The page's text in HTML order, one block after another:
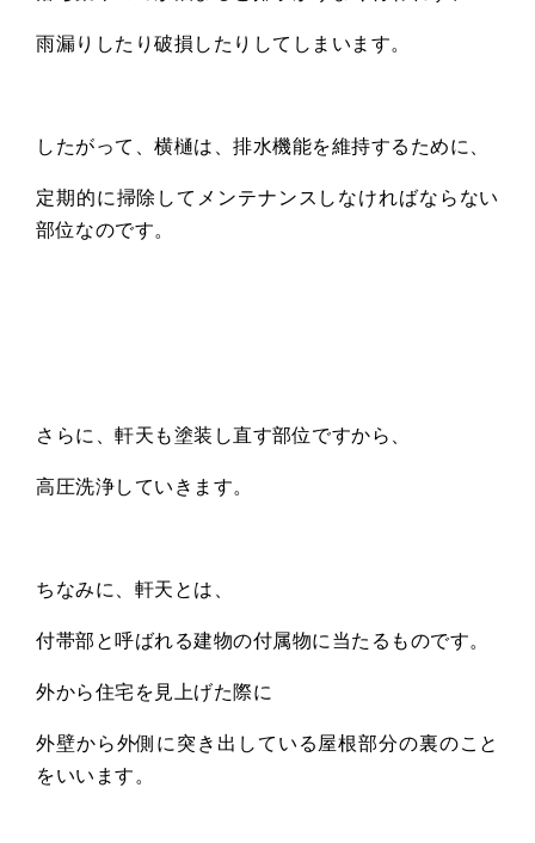
雨漏りしたり破損したりしてしまいます。
したがって、横樋は、排水機能を維持するために、
定期的に掃除してメンテナンスしなければならない
部位なのです。
さらに、軒天も塗装し直す部位ですから、
高圧洗浄していきます。
ちなみに、軒天とは、
付帯部と呼ばれる建物の付属物に当たるものです。
外から住宅を見上げた際に
外壁から外側に突き出している屋根部分の裏のこと
をいいます。